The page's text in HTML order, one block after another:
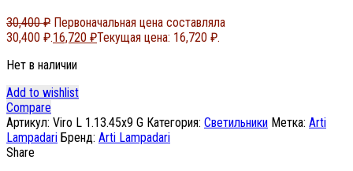
30,400₽ Первоначальная цена составляла
30,400 ₽.16,720 ₽Текущая цена: 16,720 ₽.
Нет в наличии
Add to wishlist
Compare
Артикул: Viro L 1.13.45x9 G Категория: Светильники Метка: Arti
Lampadari Бренд: Arti Lampadari
Share